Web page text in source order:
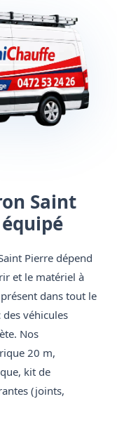
Saint
Pierre dépend
et le matériel à
dans tout le
véhicules
Nos
20 m,
kit de
(joints,